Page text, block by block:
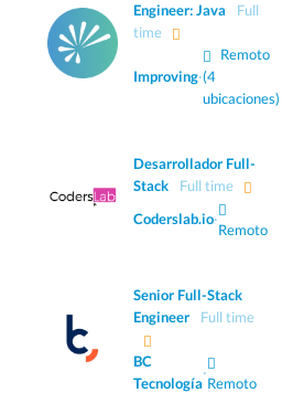
Engineer: Java
Full
time
Improving·
Remoto
(4
ubicaciones)
Desarrollador Full-
Stack
Full time
Coderslab.io·
Remoto
Senior Full-Stack
Engineer
Full time
BC
Tecnología
·
Remoto